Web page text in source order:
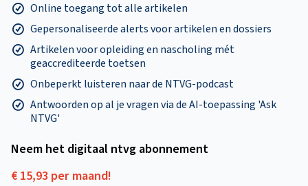
Online toegang tot alle artikelen
Gepersonaliseerde alerts voor artikelen en dossiers
Artikelen voor opleiding en nascholing mét
geaccrediteerde toetsen
Onbeperkt luisteren naar de NTVG-podcast
Antwoorden op al je vragen via de AI-toepassing 'Ask
NTVG'
Neem het digitaal ntvg abonnement
€ 15,93 per maand!